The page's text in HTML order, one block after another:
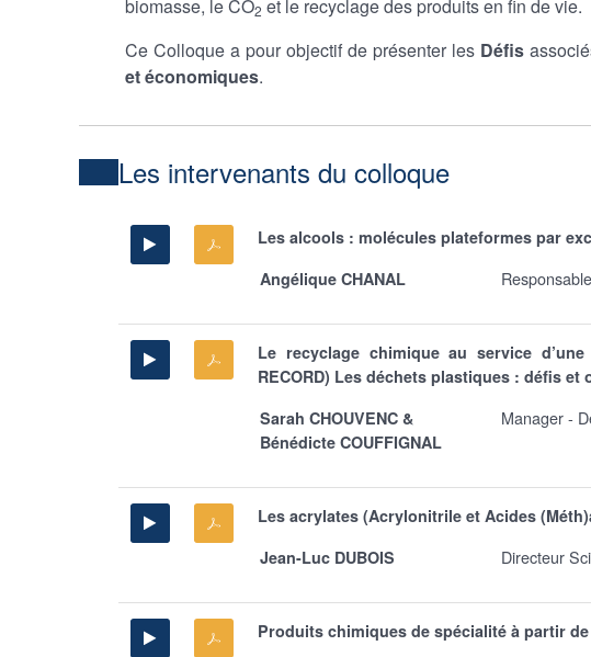
biomasse, le CO2 et le recyclage des produits en fin de vie.
Ce Colloque a pour objectif de présenter les Défis
et économiques.
Les intervenants du colloque
Les alcools : molécules plateformes par
Angélique CHANAL
Le recyclage chimique au service
RECORD) Les déchets plastiques : défis
Sarah CHOUVENC &
Bénédicte COUFFIGNAL
Manager -
Les acrylates (Acrylonitrile et Acides
Jean-Luc DUBOIS
Directeur
Produits chimiques de spécialité à partir